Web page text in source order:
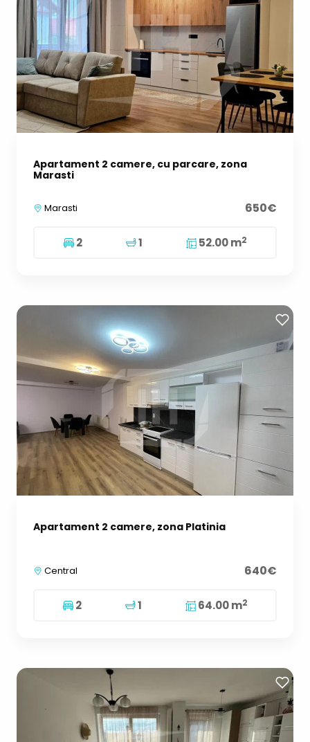
Apartament 2 camere, cu parcare, zona
Marasti
Marasti 650€
2 1 52.00 m2
Apartament 2 camere, zona Platinia
Central 640€
2 1 64.00 m2